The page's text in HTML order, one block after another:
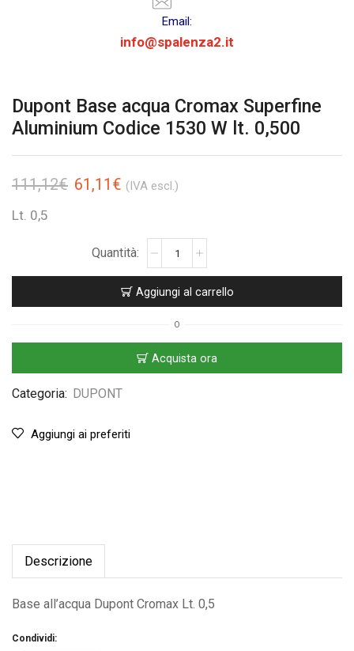
Email:
info@spalenza2.it
Dupont Base acqua Cromax Superfine
Aluminium Codice 1530 W lt. 0,500
111,12€ 61,11 € (IVA escl.)
Lt. 0,5
Aggiungi al carrello
O
Acquista ora
Categoria: DUPONT
Aggiungi ai preferiti
Descrizione
Base all’acqua Dupont Cromax Lt. 0,5
Condividi: